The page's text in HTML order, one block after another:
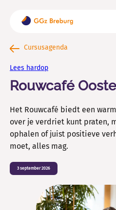
Cliënten
vind je alle belangrijke
Als naaste van iemand die
allerlei vragen hebben.
Verwijzers
contact met ons opnemen
Vacatures en Opleidingen
Cursusagenda
Lees hardop
Rouwcafé
Het Rouwcafé biedt een
over je verdriet kunt praten,
ophalen of juist positieve
moet, alles mag.
3 september 2026